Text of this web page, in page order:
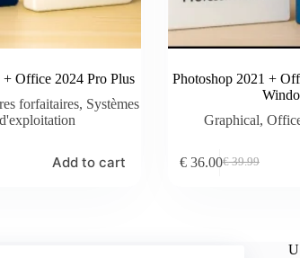
Office 2024 Pro Plus
forfaitaires, Systèmes
d'exploitation
Add to cart
Photoshop 2021 +
Graphical,
€39.99
Original
€36.00Current